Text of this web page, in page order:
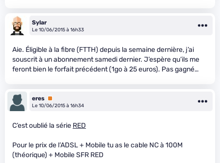
Sylar
Le 10/06/2015 à 16h33
Aie. Éligible à la fibre (FTTH) depuis la semaine dernière, j’ai
souscrit à un abonnement samedi dernier. J’espère qu’ils me
feront bien le forfait précédent (1go à 25 euros). Pas gagné…
eres Premium
Le 10/06/2015 à 16h34
C’est oublié la série RED
Pour le prix de l’ADSL + Mobile tu as le cable NC à 100M
(théorique) + Mobile SFR RED